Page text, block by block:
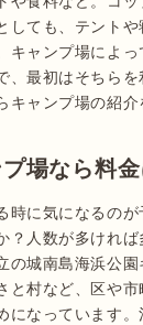
しても、テント
キャンプ場によ
、最初はそちら
キャンプ場の紹介
場なら料
時に気になるの
？人数が多けれ
の城南島海浜公
と村など、区や
になっています